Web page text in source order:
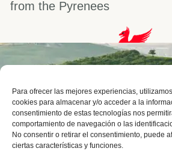
Para ofrecer las mejores experiencias,
cookies para almacenar y/o acceder a la
consentimiento de estas tecnologías nos
comportamiento de navegación o las
No consentir o retirar el consentimiento, puede
ciertas características y funciones.
from the Pyrenees
© 2026 · SAUVELLA - PURE
THE PYRENEES
Política PrivacidadAviso Legal